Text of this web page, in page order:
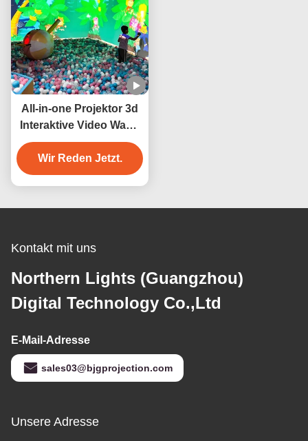
All-in-one Projektor 3d
Interaktive Video Wand
Schlagkugel Projektion
Wir Reden Jetzt.
Kontakt mit uns
Northern Lights (Guangzhou)
Digital Technology Co.,Ltd
E-Mail-Adresse
sales03@bjgprojection.com
Unsere Adresse